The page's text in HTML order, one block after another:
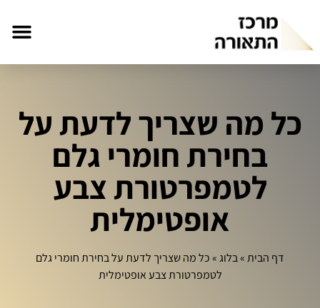
כל מה שצריך לדעת על
בחירת חומרי גלם
לטמפרטורת צבע
אופטימלית
דף הבית»בלוג»כל מה שצריך לדעת על בחירת חומרי גלם
לטמפרטורת צבע אופטימלית